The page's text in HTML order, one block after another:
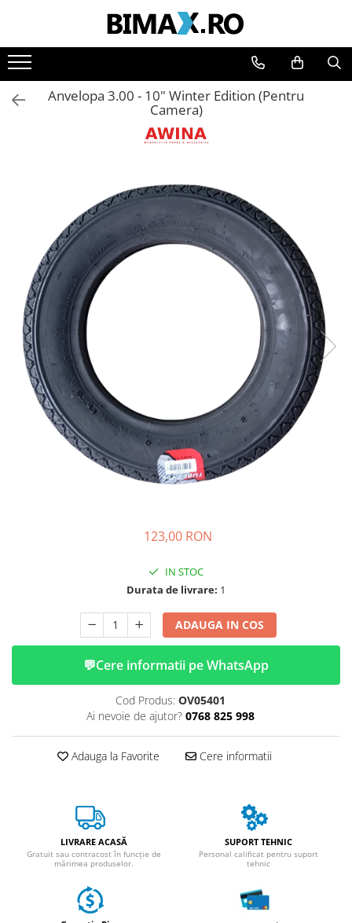
Toate Produsele
Triciclete Electrice
⬇ TIPURI
➔ Adulti - Fara permis
➔ Adulti - 2 Locuri
➔ Adulti - cu Cabina
➔ Cu 3 Roti
➔ Cu Cabina
➔ Cu Cabina fara Permis
➔ Cu Cabina Inchisa
➔ Cu Remorca
➔ Cu Remorca Fara Permis
➔ Cu Volan
➔ Fara Permis
➔ 4000W
⬇ MARCI
Cauciucuri
Incarcatoare
Huse
Toate accesoriile la Triciclete
Masina Electrica Arora
Masina Electrica 25 km/h
Masina Electrica 2 Locuri fara
Scutere Electrice
Anvelopa 3.00 - 10" Winter Edition (Pentru
Camera)
123,00 RON
IN STOC
Durata de livrare: 1
ADAUGA IN COS
💬Cere informatii pe WhatsApp
Cod Produs: OV05401
Ai nevoie de ajutor? 0768 825 998
Adauga la Favorite Cere informatii
LIVRARE ACASĂ
Gratuit sau contracost în funcție de
mărimea produselor.
SUPORT TEHNIC
Personal calificat pentru suport
tehnic